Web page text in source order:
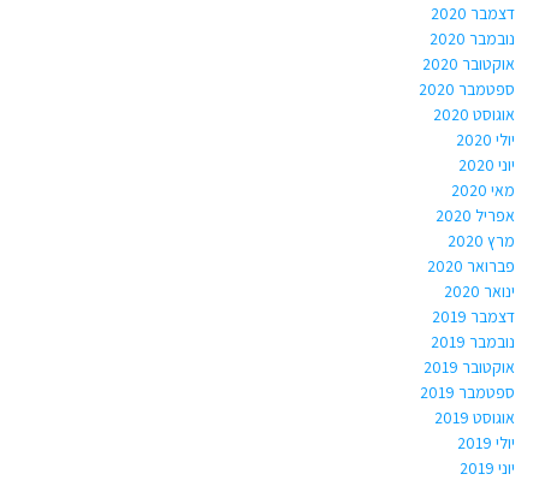
דצמבר 2020
נובמבר 2020
אוקטובר 2020
ספטמבר 2020
אוגוסט 2020
יולי 2020
יוני 2020
מאי 2020
אפריל 2020
מרץ 2020
פברואר 2020
ינואר 2020
דצמבר 2019
נובמבר 2019
אוקטובר 2019
ספטמבר 2019
אוגוסט 2019
יולי 2019
יוני 2019